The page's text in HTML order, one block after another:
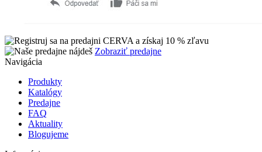
Zobraziť predajne
Navigácia
Produkty
Katalógy
Predajne
FAQ
Aktuality
Blogujeme